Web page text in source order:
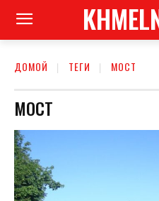
ДОМОЙ ТЕГИ МОСТ
МОСТ